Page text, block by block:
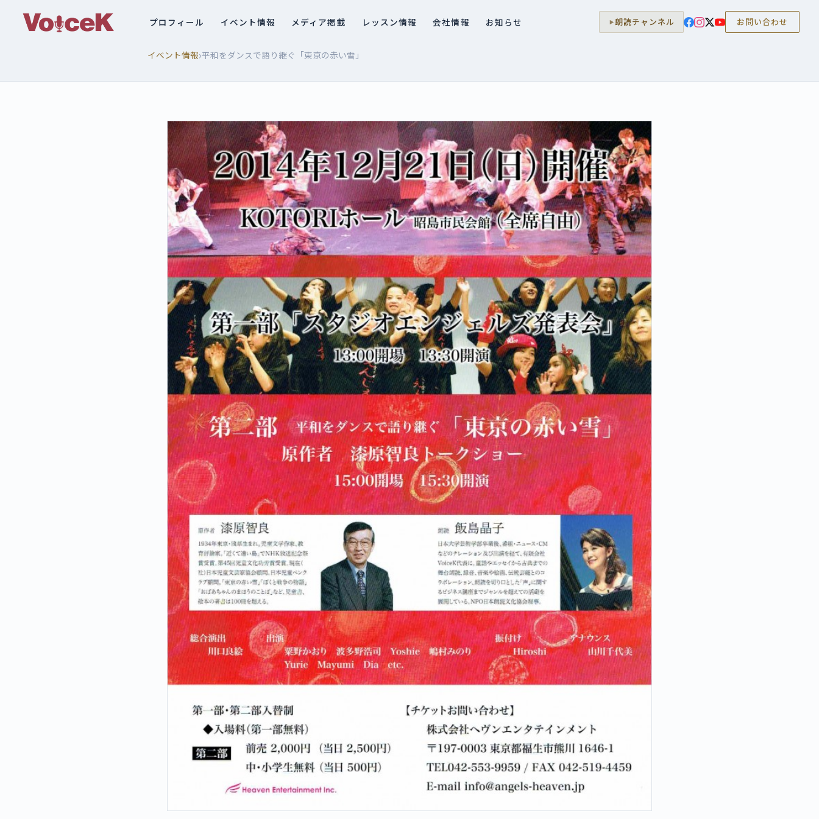
プロフィール イベント情報 メディア掲載 レッスン情報 会社情報 お知らせ 朗読チャンネル お問い合わせ
イベント情報›平和をダンスで語り継ぐ「東京の赤い雪」